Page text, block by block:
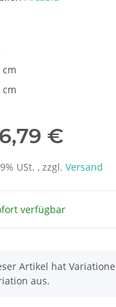
cm
cm
€
USt. , zzgl. Versand
verfügbar
Artikel hat
aus.